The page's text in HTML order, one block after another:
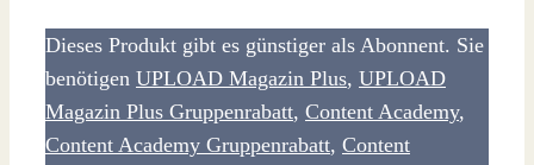
Dieses Produkt gibt es günstiger als Abonnent. Sie
benötigen UPLOAD Magazin Plus, UPLOAD
Magazin Plus Gruppenrabatt, Content Academy,
Content Academy Gruppenrabatt, Content